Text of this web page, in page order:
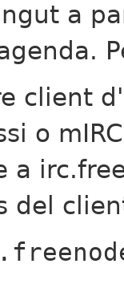
a
client
o
a
del